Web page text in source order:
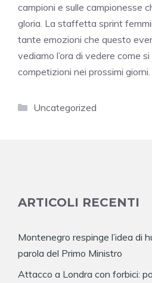
campioni e sulle campionesse
gloria. La staffetta sprint
tante emozioni che questo
vediamo l’ora di vedere come
competizioni nei prossimi giorni.
Categorie
Uncategorized
ARTICOLI RECENTI
Montenegro respinge l’idea di
parola del Primo Ministro
Attacco a Londra con forbici: